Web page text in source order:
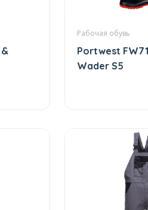
Рабочая обувь
Portwest
Wader S5